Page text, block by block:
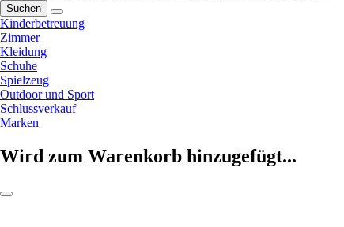
Suchen
Kinderbetreuung
Zimmer
Kleidung
Schuhe
Spielzeug
Outdoor und Sport
Schlussverkauf
Marken
Wird zum Warenkorb hinzugefügt...